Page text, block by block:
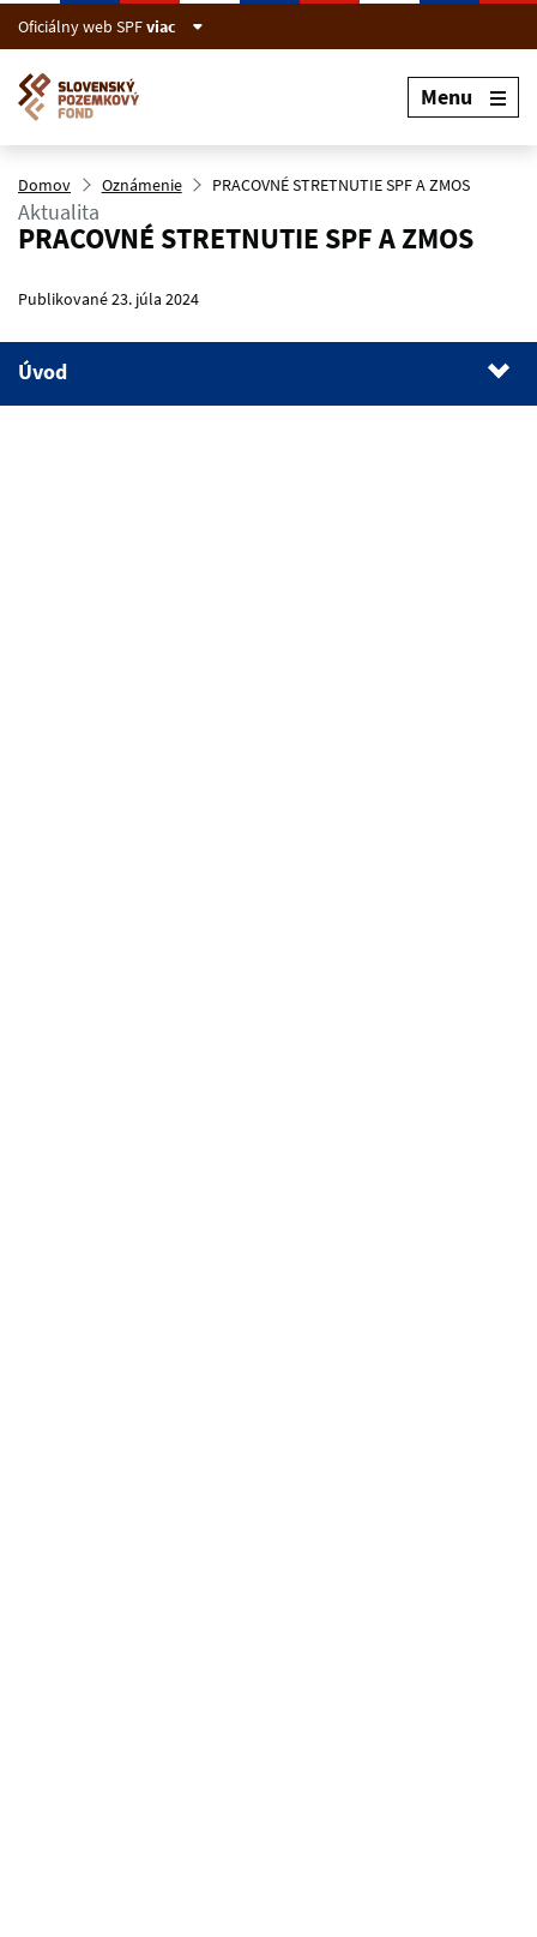
Preskočiť na hlavný obsah
Oficiálny web SPFviac
Menu
Domov Oznámenie PRACOVNÉ STRETNUTIE SPF A ZMOS
Aktualita
PRACOVNÉ STRETNUTIE SPF A ZMOS
Publikované 23. júla 2024
Úvod
1.Úvod